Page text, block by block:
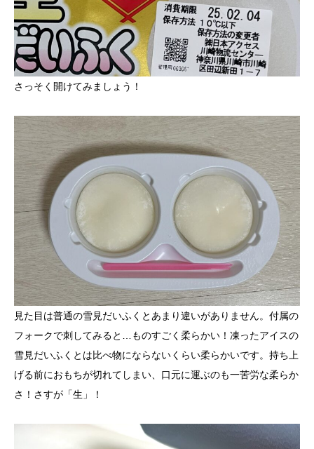
さっそく開けてみましょう！
見た目は普通の雪見だいふくとあまり違いがありません。付属の
フォークで刺してみると…ものすごく柔らかい！凍ったアイスの
雪見だいふくとは比べ物にならないくらい柔らかいです。持ち上
げる前におもちが切れてしまい、口元に運ぶのも一苦労な柔らか
さ！さすが「生」！